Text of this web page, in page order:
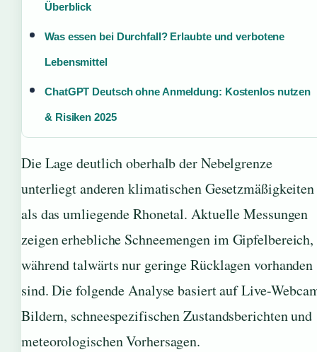
Überblick
Was essen bei Durchfall? Erlaubte und verbotene
Lebensmittel
ChatGPT Deutsch ohne Anmeldung: Kostenlos nutzen
& Risiken 2025
Die Lage deutlich oberhalb der Nebelgrenze
unterliegt anderen klimatischen Gesetzmäßigkeiten
als das umliegende Rhonetal. Aktuelle Messungen
zeigen erhebliche Schneemengen im Gipfelbereich,
während talwärts nur geringe Rücklagen vorhanden
sind. Die folgende Analyse basiert auf Live-
Bildern, schneespezifischen Zustandsberichten und
meteorologischen Vorhersagen.